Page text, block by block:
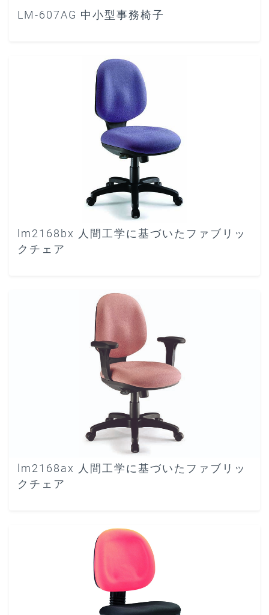
LM-607AG 中小型事務椅子
lm2168bx 人間工学に基づいたファブリッ
クチェア
lm2168ax 人間工学に基づいたファブリッ
クチェア